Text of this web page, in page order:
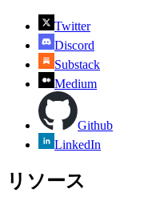
Twitter
Discord
Substack
Medium
Github
LinkedIn
リソース